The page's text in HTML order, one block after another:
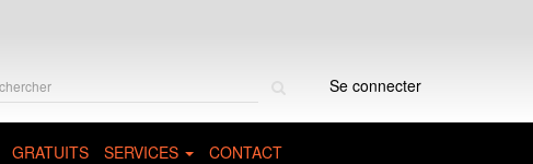
Se connecter
GRATUITS SERVICES CONTACT